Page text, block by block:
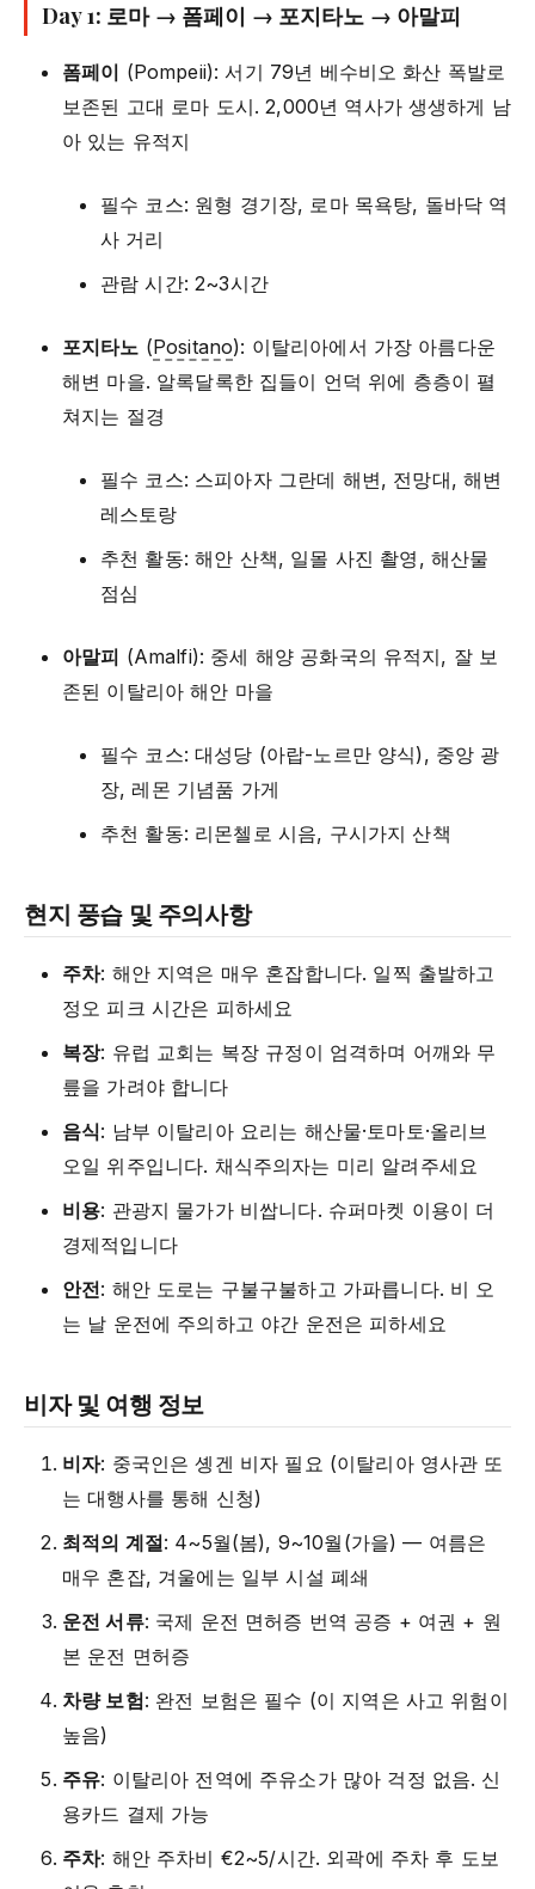
Day 1: 로마 → 폼페이 → 포지타노 → 아말피
폼페이 (Pompeii): 서기 79년 베수비오 화산 폭발로
보존된 고대 로마 도시. 2,000년 역사가 생생하게 남
아 있는 유적지
필수 코스: 원형 경기장, 로마 목욕탕, 돌바닥 역
사 거리
관람 시간: 2~3시간
포지타노 (Positano): 이탈리아에서 가장 아름다운
해변 마을. 알록달록한 집들이 언덕 위에 층층이 펼
쳐지는 절경
필수 코스: 스피아자 그란데 해변, 전망대, 해변
레스토랑
추천 활동: 해안 산책, 일몰 사진 촬영, 해산물
점심
아말피 (Amalfi): 중세 해양 공화국의 유적지, 잘 보
존된 이탈리아 해안 마을
필수 코스: 대성당 (아랍-노르만 양식), 중앙 광
장, 레몬 기념품 가게
추천 활동: 리몬첼로 시음, 구시가지 산책
현지 풍습 및 주의사항
주차: 해안 지역은 매우 혼잡합니다. 일찍 출발하고
정오 피크 시간은 피하세요
복장: 유럽 교회는 복장 규정이 엄격하며 어깨와 무
릎을 가려야 합니다
음식: 남부 이탈리아 요리는 해산물·토마토·올리브
오일 위주입니다. 채식주의자는 미리 알려주세요
비용: 관광지 물가가 비쌉니다. 슈퍼마켓 이용이 더
경제적입니다
안전: 해안 도로는 구불구불하고 가파릅니다. 비 오
는 날 운전에 주의하고 야간 운전은 피하세요
비자 및 여행 정보
비자: 중국인은 솅겐 비자 필요 (이탈리아 영사관 또
는 대행사를 통해 신청)
최적의 계절: 4~5월(봄), 9~10월(가을) — 여름은
매우 혼잡, 겨울에는 일부 시설 폐쇄
운전 서류: 국제 운전 면허증 번역 공증 + 여권 + 원
본 운전 면허증
차량 보험: 완전 보험은 필수 (이 지역은 사고 위험이
높음)
주유: 이탈리아 전역에 주유소가 많아 걱정 없음. 신
용카드 결제 가능
주차: 해안 주차비 €2~5/시간. 외곽에 주차 후 도보